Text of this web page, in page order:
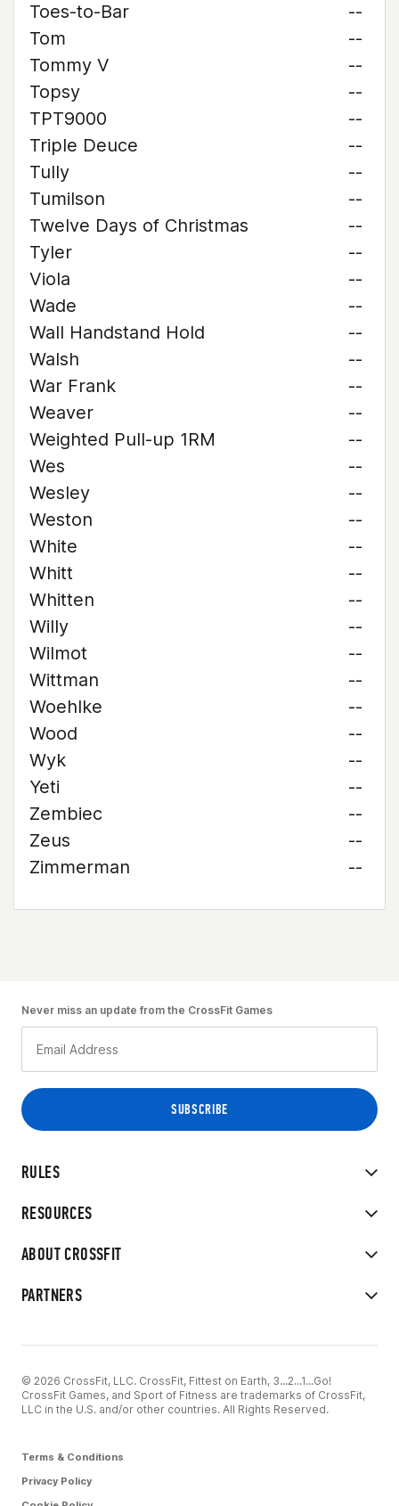
Toes-to-Bar
--
Tom
--
Tommy V
--
Topsy
--
TPT9000
--
Triple Deuce
--
Tully
--
Tumilson
--
Twelve Days of Christmas
--
Tyler
--
Viola
--
Wade
--
Wall Handstand Hold
--
Walsh
--
War Frank
--
Weaver
--
Weighted Pull-up 1RM
--
Wes
--
Wesley
--
Weston
--
White
--
Whitt
--
Whitten
--
Willy
--
Wilmot
--
Wittman
--
Woehlke
--
Wood
--
Wyk
--
Yeti
--
Zembiec
--
Zeus
--
Zimmerman
--
RULES
RESOURCES
ABOUT CROSSFIT
PARTNERS
Never miss an update from the CrossFit Games
© 2026 CrossFit, LLC. CrossFit, Fittest on Earth, 3...2...1...Go!
CrossFit Games, and Sport of Fitness are trademarks of CrossFit,
LLC in the U.S. and/or other countries. All Rights Reserved.
Terms & Conditions
Privacy Policy